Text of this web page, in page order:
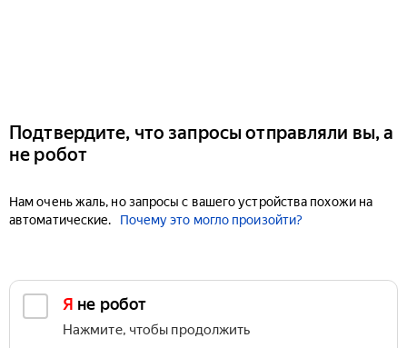
Подтвердите, что запросы отправляли вы, а
не робот
Нам очень жаль, но запросы с вашего устройства похожи на
автоматические.
Почему это могло произойти?
Я не робот
Нажмите, чтобы продолжить